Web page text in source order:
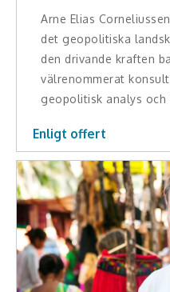
Idrottare och äventyrare
Kända musiker
Skådespelare
Alla ämnen
Arne Elias
det geopolitiska
den drivande kraften
välrenommerat
geopolitisk analys och
Enligt offert